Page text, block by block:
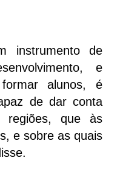
instrumento de
e
alunos, é
de dar conta
regiões, que às
e sobre as quais